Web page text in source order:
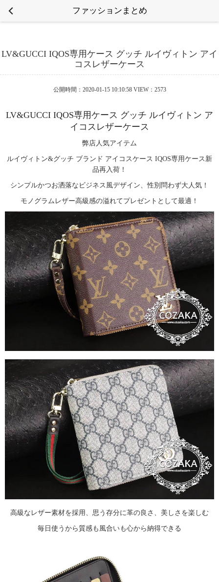
ファッションまとめ
LV&GUCCI IQOS専用ケース グッチ ルイヴィトン アイ
コスレザーケース
公開時間：2020-01-15 10:10:58 VIEW：2573
LV&GUCCI IQOS専用ケース グッチ ルイヴィトン ア
イコスレザーケース
弊店人気アイテム
ルイヴィトン&グッチ ブランド アイコスケース IQOS専用ケース新
品再入荷！
シンプルかつお洒落なビジネス風デザイン、性別問わず大人気！
モノグラムレザー高級感の溢れてプレゼントとして最適！
高級なレザー素材を採用、思う存分に革の良さ、美しさを楽しむ
毎日使うから質感も風合いも心から納得できる